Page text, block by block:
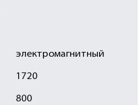
электромагнитный
1720
800